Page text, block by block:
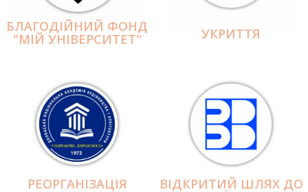
БЛАГОДІЙНИЙ ФОНД
"МІЙ УНІВЕРСИТЕТ" УКРИТТЯ
РЕОРГАНІЗАЦІЯ ВІДКРИТИЙ ШЛЯХ ДО